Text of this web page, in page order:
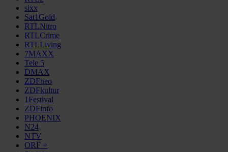
sixx
Sat1Gold
RTLNitro
RTLCrime
RTLLiving
7MAXX
Tele 5
DMAX
ZDFneo
ZDFkultur
1Festival
ZDFinfo
PHOENIX
N24
NTV
ORF +